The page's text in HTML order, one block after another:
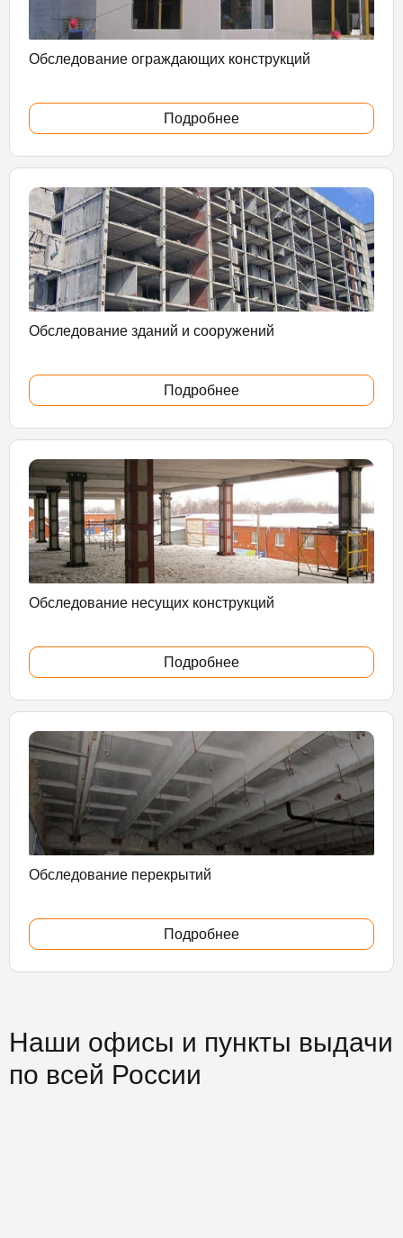
Обследование ограждающих конструкций
Подробнее
Обследование зданий и сооружений
Подробнее
Обследование несущих конструкций
Подробнее
Обследование перекрытий
Подробнее
Наши офисы и пункты выдачи
по всей России